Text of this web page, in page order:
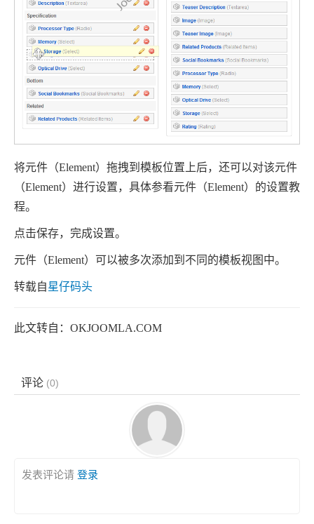
将元件（Element）拖拽到模板位置上后，还可以对该元件
（Element）进行设置，具体参看元件（Element）的设置教
程。
点击保存，完成设置。
元件（Element）可以被多次添加到不同的模板视图中。
转载自星仔码头
此文转自： OKJOOMLA.COM
评论 (0)
发表评论请 登录